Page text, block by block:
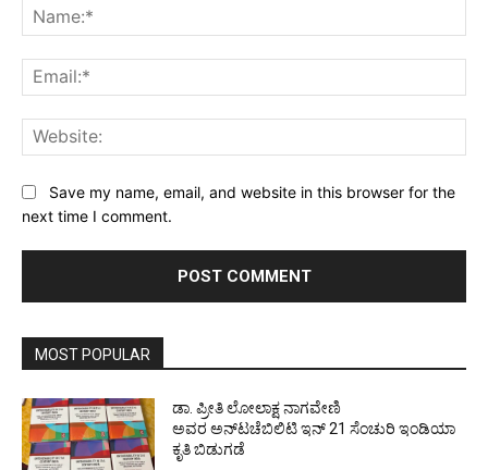
Save my name, email, and website in this browser for the
next time I comment.
MOST POPULAR
ಡಾ. ಪ್ರೀತಿ ಲೋಲಾಕ್ಷ ನಾಗವೇಣಿ
ಅವರ ಅನ್‌ಟಚೆಬಿಲಿಟಿ ಇನ್ 21 ಸೆಂಚುರಿ ಇಂಡಿಯಾ
ಕೃತಿ ಬಿಡುಗಡೆ